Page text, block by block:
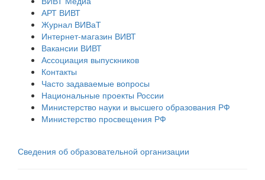
АРТ ВИВТ
Журнал ВИВаТ
Интернет-магазин ВИВТ
Вакансии ВИВТ
Ассоциация выпускников
Контакты
Часто задаваемые вопросы
Национальные проекты России
Министерство науки и высшего образования РФ
Министерство просвещения РФ
Сведения об образовательной организации